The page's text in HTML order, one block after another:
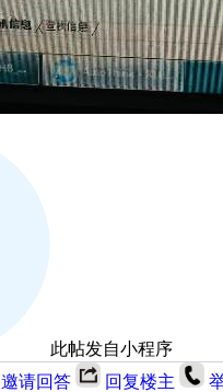
此帖发自小程序
邀请回答 回复楼主